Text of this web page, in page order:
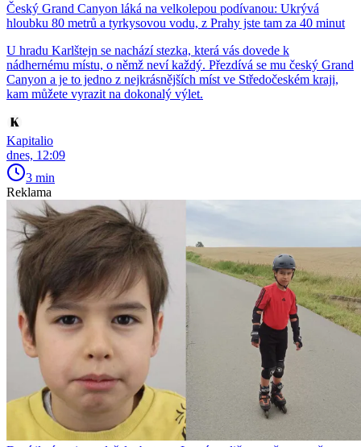
Český Grand Canyon láká na velkolepou podívanou: Ukrývá
hloubku 80 metrů a tyrkysovou vodu, z Prahy jste tam za 40 minut
U hradu Karlštejn se nachází stezka, která vás dovede k
nádhernému místu, o němž neví každý. Přezdívá se mu český Grand
Canyon a je to jedno z nejkrásnějších míst ve Středočeském kraji,
kam můžete vyrazit na dokonalý výlet.
Kapitalio
dnes, 12:09
3 min
Reklama